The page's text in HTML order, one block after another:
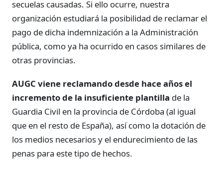
secuelas causadas. Si ello ocurre, nuestra
organización estudiará la posibilidad de reclamar el
pago de dicha indemnización a la Administración
pública, como ya ha ocurrido en casos similares de
otras provincias.
AUGC viene reclamando desde hace años el
incremento de la insuficiente plantilla de la
Guardia Civil en la provincia de Córdoba (al igual
que en el resto de España), así como la dotación de
los medios necesarios y el endurecimiento de las
penas para este tipo de hechos.